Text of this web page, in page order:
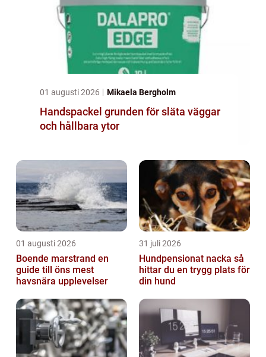
01 augusti 2026 Mikaela Bergholm
Handspackel grunden för släta väggar
och hållbara ytor
01 augusti 2026
Boende marstrand en
guide till öns mest
havsnära upplevelser
31 juli 2026
Hundpensionat nacka så
hittar du en trygg plats för
din hund